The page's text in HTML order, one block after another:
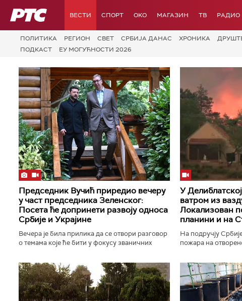
РТС ВЕСТИ СПОРТ OKO МАГАЗИН ТВ РАДИО
ПОЛИТИКА РЕГИОН СВЕТ СРБИЈА ДАНАС ХРОНИКА
ПОДКАСТ
ЕУ МОГУЋНОСТИ 2026
Председник Вучић приредио вечеру
у част председника Зеленског:
Посета ће допринети развоју односа
Србије и Украјине
Вечера је била прилика да се отвори разговор
о темама које ће бити у фокусу званичних
земље, рекао је председник...
У
ватром из
Локализован
планини и на
На подручју
пожара на
локализован.